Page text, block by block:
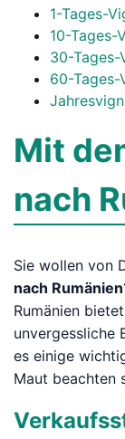
1-Tages-
10-Tages-
30-
60-
Mit
nach
Sie wollen von
nach Rumänien
Rumänien
unvergessliche
es einige
Maut beachten